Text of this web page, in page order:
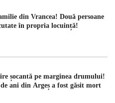
din Vrancea! Două persoane
în propria locuință!
șocantă pe marginea drumului!
ani din Argeș a fost găsit mort